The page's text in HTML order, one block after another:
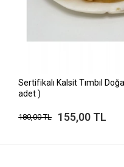
Sertifikalı Kalsit Tımbıl
adet )
180,00 TL 155,00 TL